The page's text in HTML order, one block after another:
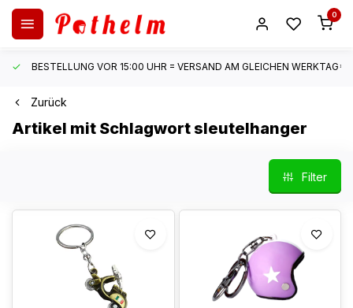
0
BESTELLUNG VOR 15:00 UHR = VERSAND AM GLEICHEN WERKTAG*
Zurück
Artikel mit Schlagwort sleutelhanger
Filter